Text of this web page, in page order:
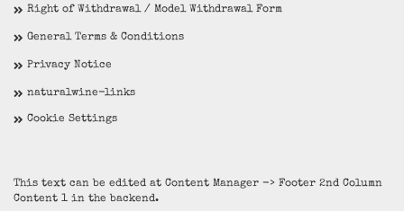
Right of Withdrawal / Model Withdrawal Form
General Terms & Conditions
Privacy Notice
naturalwine-links
Cookie Settings
This text can be edited at Content Manager -> Footer 2nd Column
Content 1 in the backend.